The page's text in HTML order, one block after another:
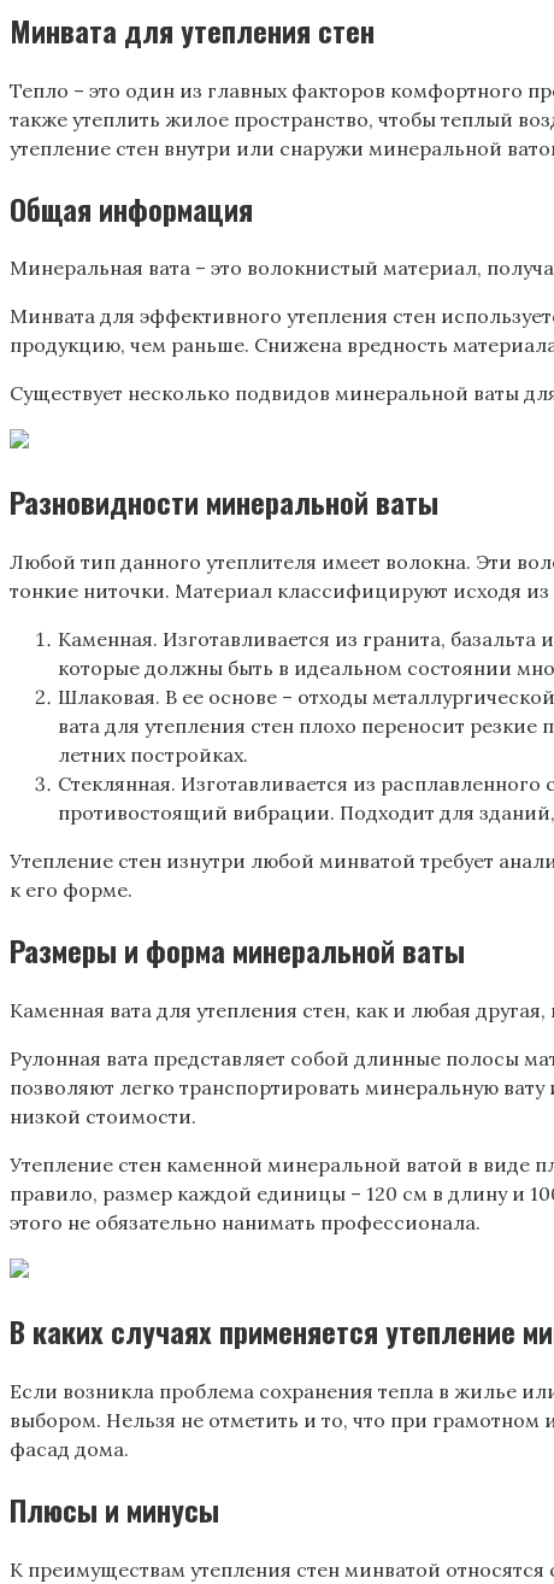
Минвата для утепления стен
Тепло – это один из главных факторов комфортного
также утеплить жилое пространство, чтобы теплый
утепление стен внутри или снаружи минеральной
Общая информация
Минеральная вата – это волокнистый материал,
Минвата для эффективного утепления стен
продукцию, чем раньше. Снижена вредность
Существует несколько подвидов минеральной ваты
Разновидности минеральной ваты
Любой тип данного утеплителя имеет волокна. Эти
тонкие ниточки. Материал классифицируют исходя из
Каменная. Изготавливается из гранита,
которые должны быть в идеальном состоянии
Шлаковая. В ее основе – отходы
вата для утепления стен плохо переносит
летних постройках.
Стеклянная. Изготавливается из
противостоящий вибрации. Подходит для
Утепление стен изнутри любой минватой требует
к его форме.
Размеры и форма минеральной ваты
Каменная вата для утепления стен, как и любая
Рулонная вата представляет собой длинные полосы
позволяют легко транспортировать минеральную вату
низкой стоимости.
Утепление стен каменной минеральной ватой в виде
правило, размер каждой единицы – 120 см в длину и
этого не обязательно нанимать профессионала.
В каких случаях применяется утепление
Если возникла проблема сохранения тепла в жилье
выбором. Нельзя не отметить и то, что при
фасад дома.
Плюсы и минусы
К преимуществам утепления стен минватой